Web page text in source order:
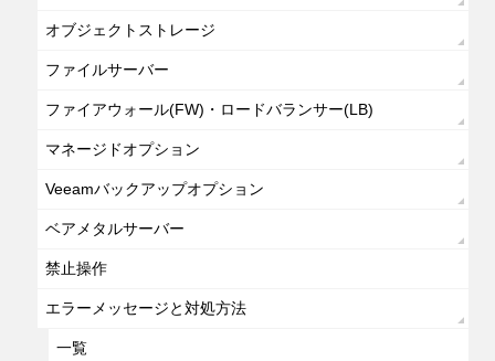
オブジェクトストレージ
ファイルサーバー
ファイアウォール(FW)・ロードバランサー(LB)
マネージドオプション
Veeamバックアップオプション
ベアメタルサーバー
禁止操作
エラーメッセージと対処方法
一覧